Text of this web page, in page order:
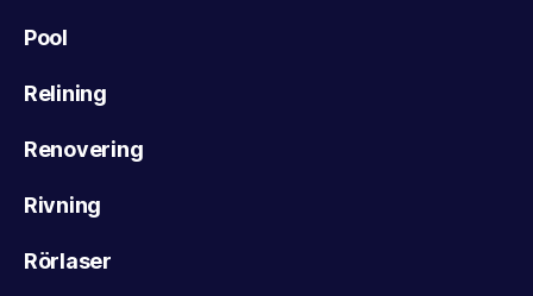
Pool
Relining
Renovering
Rivning
Rörlaser